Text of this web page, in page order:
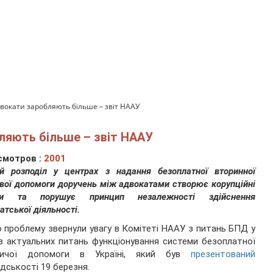
заробляють більше – звіт НААУ
більше – звіт НААУ
: 2001
розподіл у центрах з надання безоплатної вторинної
допомоги доручень між адвокатами створює корупційні
та порушує принцип незалежності здійснення
діяльності.
звернули увагу в Комітеті НААУ з питань БПД у
актуальних питань функціонування системи безоплатної
допомоги в Україні, який був презентований
19 березня.